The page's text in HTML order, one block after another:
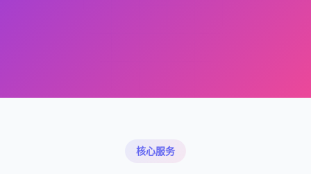
核心服务